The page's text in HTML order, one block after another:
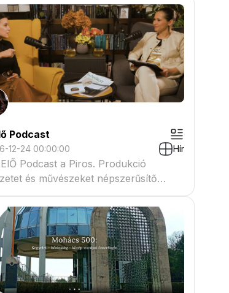
Podcast
12-24 00:00:00 Hír
Podcast a Piros. Produkció
és művészeket népszerűsítő
műsora